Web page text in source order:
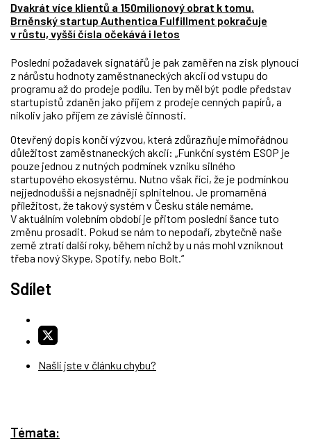
Dvakrát více klientů a 150milionový obrat k tomu.
Brněnský startup Authentica Fulfillment pokračuje
v růstu, vyšší čísla očekává i letos
Poslední požadavek signatářů je pak zaměřen na zisk plynoucí
z nárůstu hodnoty zaměstnaneckých akcií od vstupu do
programu až do prodeje podílu. Ten by měl být podle představ
startupistů zdaněn jako příjem z prodeje cenných papírů, a
nikoliv jako příjem ze závislé činnosti.
Otevřený dopis končí výzvou, která zdůrazňuje mimořádnou
důležitost zaměstnaneckých akcií: „Funkční systém ESOP je
pouze jednou z nutných podmínek vzniku silného
startupového ekosystému. Nutno však říci, že je podmínkou
nejjednodušší a nejsnadněji splnitelnou. Je promarněná
příležitost, že takový systém v Česku stále nemáme.
V aktuálním volebním období je přitom poslední šance tuto
změnu prosadit. Pokud se nám to nepodaří, zbytečně naše
země ztratí další roky, během nichž by u nás mohl vzniknout
třeba nový Skype, Spotify, nebo Bolt.“
Sdílet
Našli jste v článku chybu?
Témata: